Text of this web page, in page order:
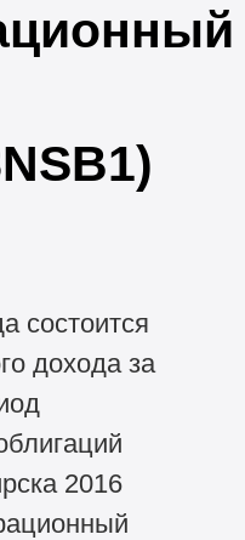
состоится
дохода за
2016